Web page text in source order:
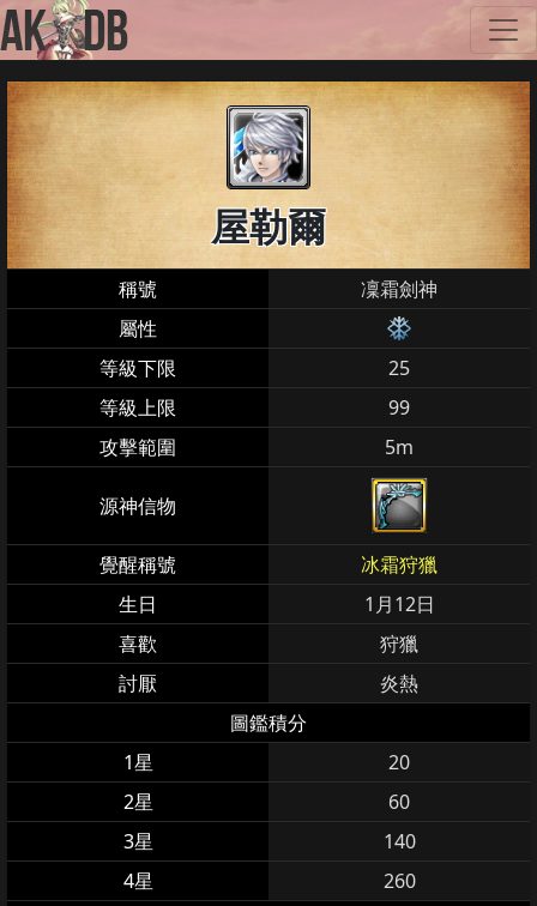
屋勒爾
稱號
凜霜劍神
屬性
等級下限
25
等級上限
99
攻擊範圍
5m
源神信物
覺醒稱號
冰霜狩獵
生日
1月12日
喜歡
狩獵
討厭
炎熱
圖鑑積分
1星
20
2星
60
3星
140
4星
260